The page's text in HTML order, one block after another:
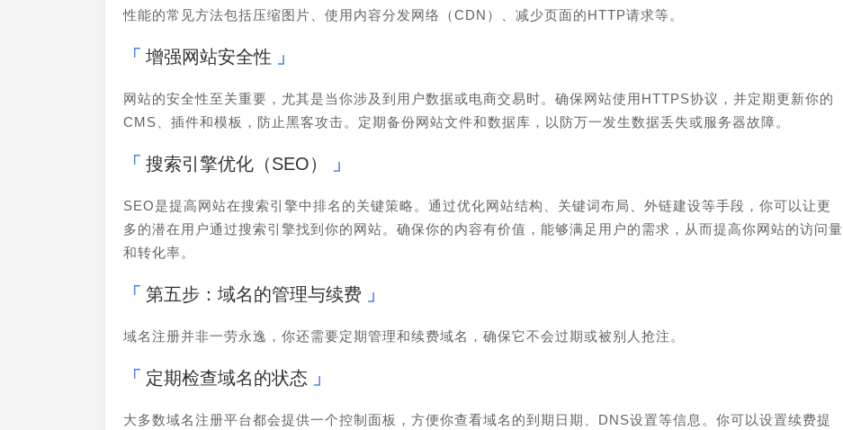
性能的常见方法包括压缩图片、使用内容分发网络（CDN）、减少页面的HTTP请求等。
增强网站安全性
网站的安全性至关重要，尤其是当你涉及到用户数据或电商交易时。确保网站使用HTTPS协议，并定期更新你的
CMS、插件和模板，防止黑客攻击。定期备份网站文件和数据库，以防万一发生数据丢失或服务器故障。
搜索引擎优化（SEO）
SEO是提高网站在搜索引擎中排名的关键策略。通过优化网站结构、关键词布局、外链建设等手段，你可以让更
多的潜在用户通过搜索引擎找到你的网站。确保你的内容有价值，能够满足用户的需求，从而提高你网站的访问量
和转化率。
第五步：域名的管理与续费
域名注册并非一劳永逸，你还需要定期管理和续费域名，确保它不会过期或被别人抢注。
定期检查域名的状态
大多数域名注册平台都会提供一个控制面板，方便你查看域名的到期日期、DNS设置等信息。你可以设置续费提